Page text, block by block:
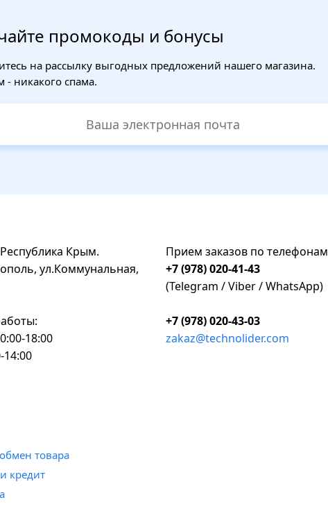
промокоды и бонусы
на рассылку выгодных предложений нашего магазина.
- никакого спама.
Крым.
ул.Коммунальная,
18:00
14:00
Прием заказов по телефонам
+7 (978) 020-41-43
(Telegram / Viber / WhatsApp)
+7 (978) 020-43-03
zakaz@technolider.com
обмен товара
и кредит